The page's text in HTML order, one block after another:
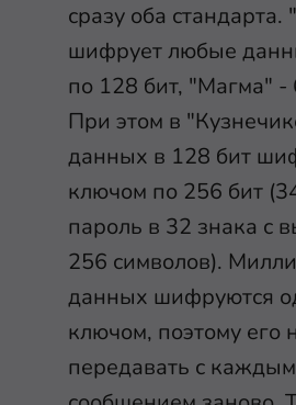
сразу оба стандарта.
шифрует любые
по 128 бит, "Магма" -
При этом в
данных в 128 бит
ключом по 256 бит
пароль в 32 знака с
256 символов).
данных шифруются
ключом, поэтому его
передавать с каждым